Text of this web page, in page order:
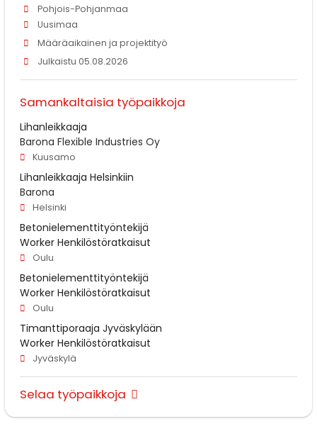
Pohjois-Pohjanmaa
Uusimaa
Määräaikainen ja projektityö
Julkaistu 05.08.2026
Samankaltaisia työpaikkoja
Lihanleikkaaja
Barona Flexible Industries Oy
Kuusamo
Lihanleikkaaja Helsinkiin
Barona
Helsinki
Betonielementtityöntekijä
Worker Henkilöstöratkaisut
Oulu
Betonielementtityöntekijä
Worker Henkilöstöratkaisut
Oulu
Timanttiporaaja Jyväskylään
Worker Henkilöstöratkaisut
Jyväskylä
Selaa työpaikkoja